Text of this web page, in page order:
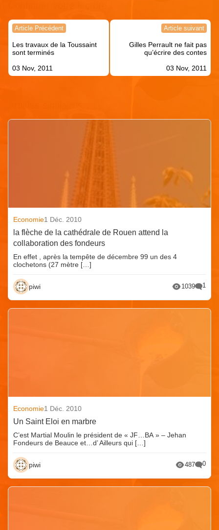
Navigation
l’article
Article Précédent
Les travaux de la Toussaint
sont terminés
03 Nov, 2011
Article suivant
Gilles Perrault ne fait pas
qu’écrire des contes
03 Nov, 2011
Economie1 Déc. 2010
la flèche de la cathédrale de Rouen attend la
collaboration des fondeurs
En effet , après la tempête de décembre 99 un des 4
clochetons (27 mètre […]
piwi 1039 1
Economie1 Déc. 2010
Un Saint Eloi en marbre
C’est Martial Moulin le président de « JF…BA » – Jehan
Fondeurs de Beauce et…d’ Ailleurs qui […]
piwi 487 0